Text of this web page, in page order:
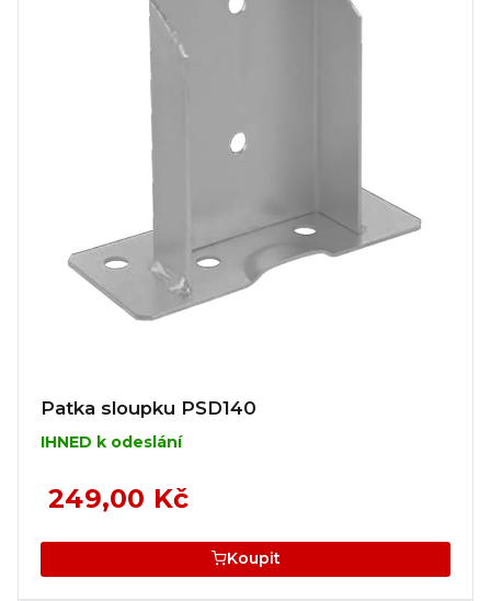
Patka sloupku PSD140
IHNED k odeslání
249,00 Kč
Koupit